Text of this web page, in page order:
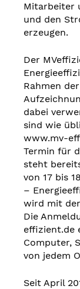
Mitarbeiter
und den
erzeugen.
Der
Rahmen
dabei
sind wie
www.mv-
Termin für
steht
von 17 bis
–
wird mit
Die
effizient.de
Computer,
von jedem
Seit April